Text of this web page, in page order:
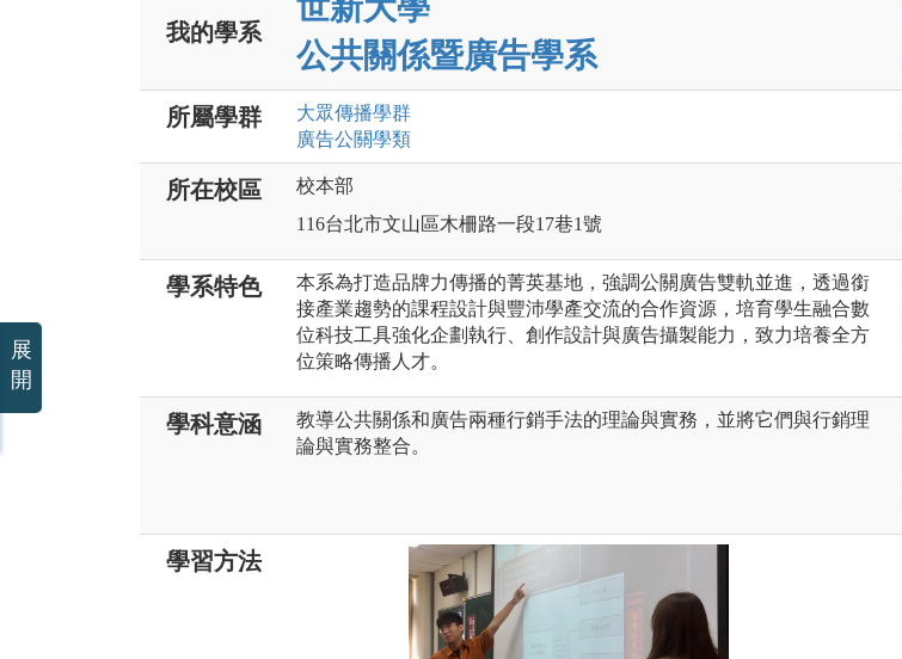
我的學系
世新大學
公共關係暨廣告學系
所屬學群 大眾傳播學群
廣告公關學類
所在校區
校本部
116台北市文山區木柵路一段17巷1號
學系特色
本系為打造品牌力傳播的菁英基地，強調公關廣告雙軌並進，透過銜
接產業趨勢的課程設計與豐沛學產交流的合作資源，培育學生融合數
位科技工具強化企劃執行、創作設計與廣告攝製能力，致力培養全方
位策略傳播人才。
學科意涵
教導公共關係和廣告兩種行銷手法的理論與實務，並將它們與行銷理
論與實務整合。
學習方法
展
開